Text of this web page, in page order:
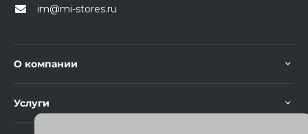
im@mi-stores.ru
О компании
Услуги